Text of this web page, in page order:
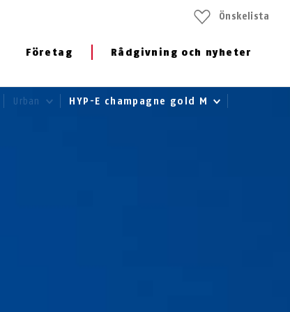
Företag Rådgivning och nyheter
Önskelista
Urban HYP-E champagne gold M